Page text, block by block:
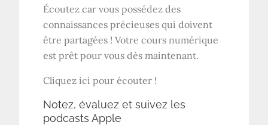
Écoutez car vous possédez des
connaissances précieuses qui doivent
être partagées ! Votre cours numérique
est prêt pour vous dès maintenant.
Cliquez ici pour écouter !
Notez, évaluez et suivez les
podcasts Apple